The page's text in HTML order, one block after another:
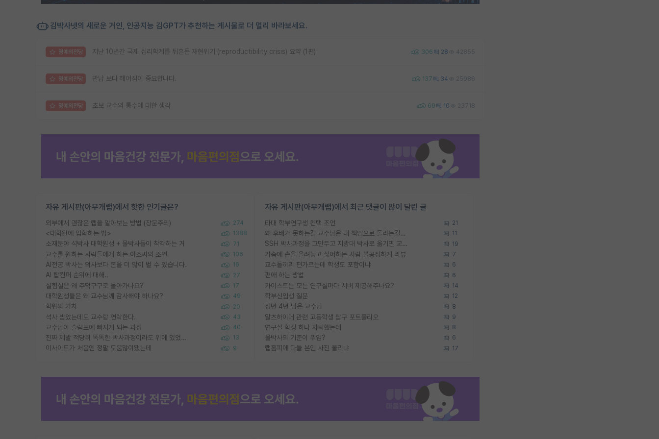
김박사넷의 새로운 거인, 인공지능 김GPT가 추천하는 게시물로 더 멀리 바라보세요.
명예의전당 지난 10년간 국제 심리학계를 뒤흔든 재현위기 (reproductibility crisis) 요약 (1편) 306 28 42855
명예의전당 만남 보다 헤어짐이 중요합니다. 137 34 25986
명예의전당 초보 교수의 통수에 대한 생각 69 10 23718
자유 게시판(아무개랩)에서 핫한 인기글은?
외부에서 괜찮은 랩을 알아보는 방법 (장문주의) 274
<대학원에 입학하는 법> 1388
소재분야 석박사 대학원생 + 물박사들이 착각하는 거 71
교수를 원하는 사람들에게 하는 아조씨의 조언 106
AI전공 박사는 의사보다 돈을 더 많이 벌 수 있습니다. 16
AI 탑컨퍼 순위에 대해.. 27
실험실은 왜 주먹구구로 돌아가나요? 17
대학원생들은 왜 교수님께 감사해야 하나요? 49
학위의 가치 20
석사 받았는데도 교수랑 연락한다. 43
교수님이 슬럼프에 빠지게 되는 과정 40
진짜 제발 적당히 똑똑한 박사과정이라도 위에 있었으면.. 13
이사이트가 처음엔 정말 도움많이됐는데 9
자유 게시판(아무개랩)에서 최근 댓글이 많이 달린 글
타대 학부연구생 컨택 조언 21
왜 후배가 못하는걸 교수님은 내 책임으로 돌리는걸까요? 11
SSH 박사과정을 그만두고 지방대 박사로 옮기면 교수의 꿈은 끝일까요? 19
가슴에 손을 올려놓고 싫어하는 사람 불공정하게 리뷰 7
교수들끼리 편가르는데 학생도 포함이냐 6
편애 하는 방법 6
카이스트는 모든 연구실마다 서버 제공해주나요? 14
학부신입생 질문 12
정년 4년 남은 교수님 8
알츠하이머 관련 고등학생 탐구 포트폴리오 9
연구실 학생 하나 자퇴했는데 8
물박사의 기준이 뭐임? 6
랩홈피에 다들 본인 사진 올리냐 17